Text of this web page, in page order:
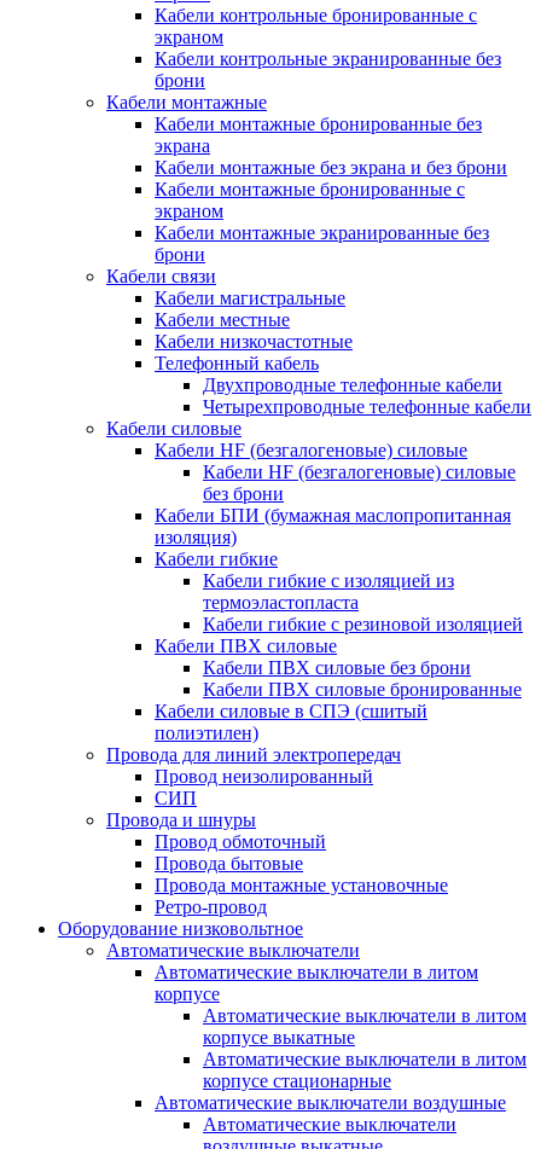
Кабели контрольные бронированные с
экраном
Кабели контрольные экранированные без
брони
Кабели монтажные
Кабели монтажные бронированные без
экрана
Кабели монтажные без экрана и без брони
Кабели монтажные бронированные с
экраном
Кабели монтажные экранированные без
брони
Кабели связи
Кабели магистральные
Кабели местные
Кабели низкочастотные
Телефонный кабель
Двухпроводные телефонные кабели
Четырехпроводные телефонные кабели
Кабели силовые
Кабели HF (безгалогеновые) силовые
Кабели HF (безгалогеновые) силовые
без брони
Кабели БПИ (бумажная маслопропитанная
изоляция)
Кабели гибкие
Кабели гибкие с изоляцией из
термоэластопласта
Кабели гибкие с резиновой изоляцией
Кабели ПВХ силовые
Кабели ПВХ силовые без брони
Кабели ПВХ силовые бронированные
Кабели силовые в СПЭ (сшитый
полиэтилен)
Провода для линий электропередач
Провод неизолированный
СИП
Провода и шнуры
Провод обмоточный
Провода бытовые
Провода монтажные установочные
Ретро-провод
Оборудование низковольтное
Автоматические выключатели
Автоматические выключатели в литом
корпусе
Автоматические выключатели в литом
корпусе выкатные
Автоматические выключатели в литом
корпусе стационарные
Автоматические выключатели воздушные
Автоматические выключатели